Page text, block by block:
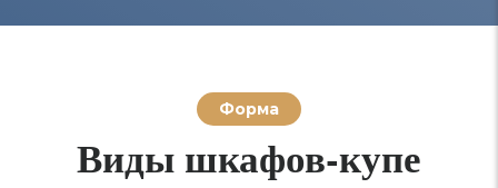
Форма
Виды шкафов-купе